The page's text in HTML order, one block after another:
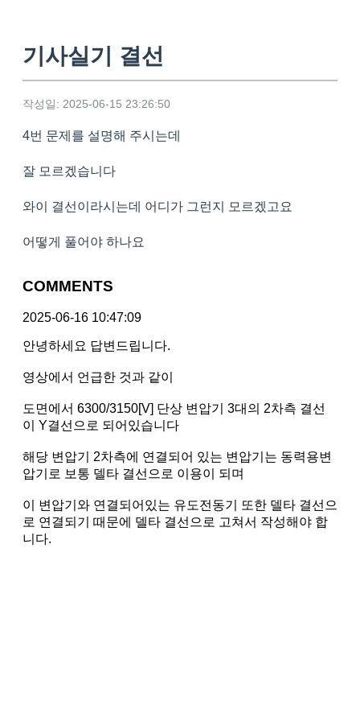
기사실기 결선
작성일: 2025-06-15 23:26:50
4번 문제를 설명해 주시는데
잘 모르겠습니다
와이 결선이라시는데 어디가 그런지 모르겠고요
어떻게 풀어야 하나요
COMMENTS
2025-06-16 10:47:09
안녕하세요 답변드립니다.
영상에서 언급한 것과 같이
도면에서 6300/3150[V] 단상 변압기 3대의 2차측 결선
이 Y결선으로 되어있습니다
해당 변압기 2차측에 연결되어 있는 변압기는 동력용변
압기로 보통 델타 결선으로 이용이 되며
이 변압기와 연결되어있는 유도전동기 또한 델타 결선으
로 연결되기 때문에 델타 결선으로 고쳐서 작성해야 합
니다.